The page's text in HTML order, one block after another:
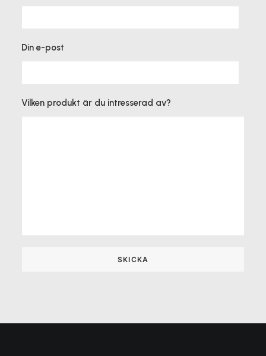
Din e-post
Vilken produkt är du intresserad av?